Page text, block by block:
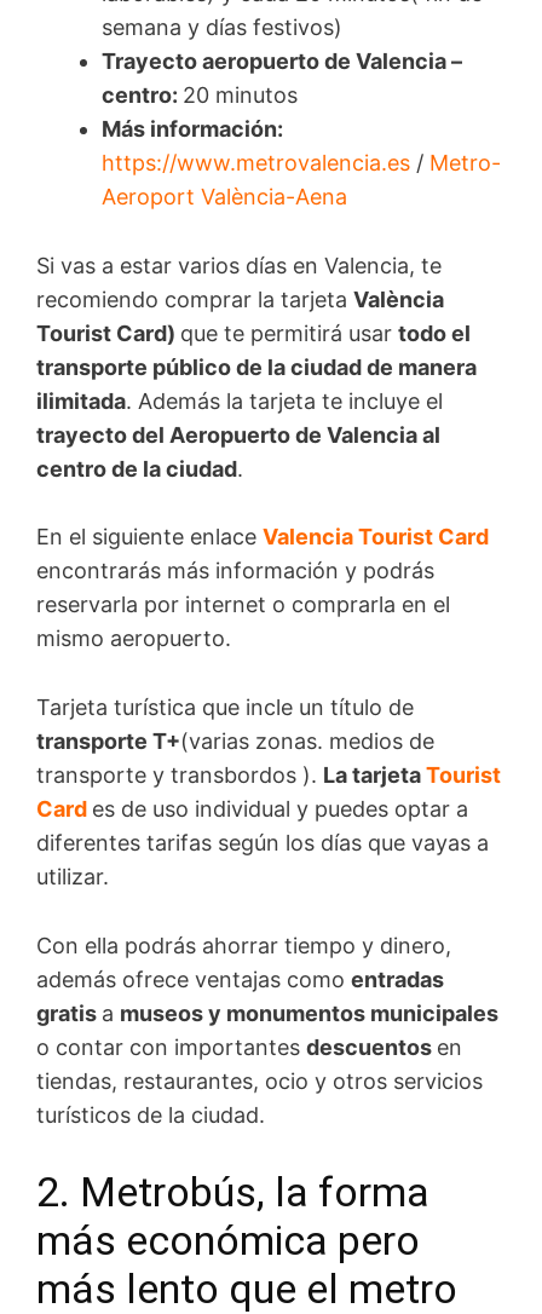
semana y días festivos)
Trayecto aeropuerto de Valencia –
centro: 20 minutos
Más información:
https://www.metrovalencia.es / Metro-
Aeroport València-Aena
Si vas a estar varios días en Valencia, te
recomiendo comprar la tarjeta València
Tourist Card) que te permitirá usar todo el
transporte público de la ciudad de manera
ilimitada. Además la tarjeta te incluye el
trayecto del Aeropuerto de Valencia al
centro de la ciudad.
En el siguiente enlace Valencia Tourist Card
encontrarás más información y podrás
reservarla por internet o comprarla en el
mismo aeropuerto.
Tarjeta turística que incle un título de
transporte T+(varias zonas. medios de
transporte y transbordos ). La tarjetaTourist
Card es de uso individual y puedes optar a
diferentes tarifas según los días que vayas a
utilizar.
Con ella podrás ahorrar tiempo y dinero,
además ofrece ventajas como entradas
gratis a museos y monumentos municipales
o contar con importantes descuentos en
tiendas, restaurantes, ocio y otros servicios
turísticos de la ciudad.
2. Metrobús, la forma
más económica pero
más lento que el metro